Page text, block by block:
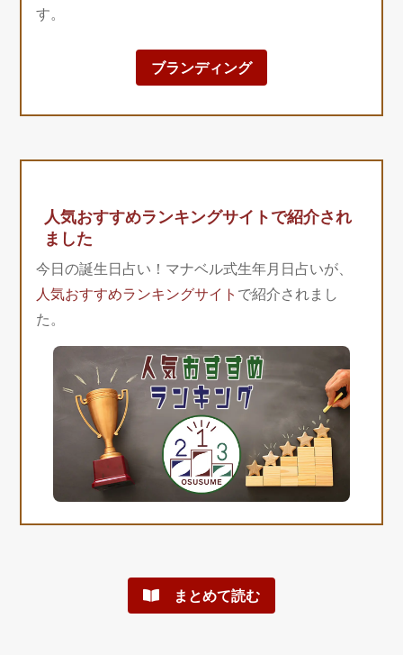
す。
ブランディング
人気おすすめランキングサイトで紹介され
ました
今日の誕生日占い！マナベル式生年月日占いが、
人気おすすめランキングサイト で紹介されまし
た。
まとめて読む